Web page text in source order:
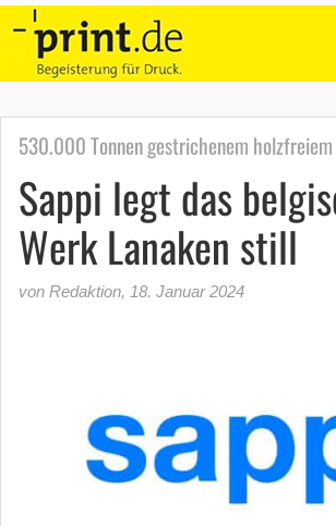
530.000 Tonnen gestrichenem
Sappi legt das
Werk Lanaken still
von Redaktion, 18. Januar 2024